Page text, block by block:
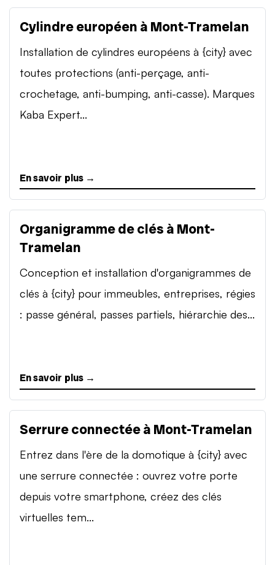
Cylindre européen à Mont-Tramelan
Installation de cylindres européens à {city} avec
toutes protections (anti-perçage, anti-
crochetage, anti-bumping, anti-casse). Marques
Kaba Expert...
En savoir plus →
Organigramme de clés à Mont-
Tramelan
Conception et installation d'organigrammes de
clés à {city} pour immeubles, entreprises, régies
: passe général, passes partiels, hiérarchie des...
En savoir plus →
Serrure connectée à Mont-Tramelan
Entrez dans l'ère de la domotique à {city} avec
une serrure connectée : ouvrez votre porte
depuis votre smartphone, créez des clés
virtuelles tem...